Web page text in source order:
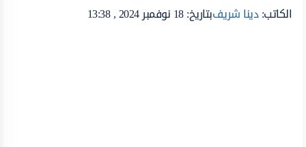
الكاتب:دينا شريفبتاريخ: 18 نوفمبر 2024 , 13:38